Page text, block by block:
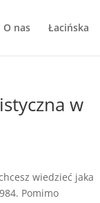
O nas Łacińska
w
wiedzieć jaka
Pomimo